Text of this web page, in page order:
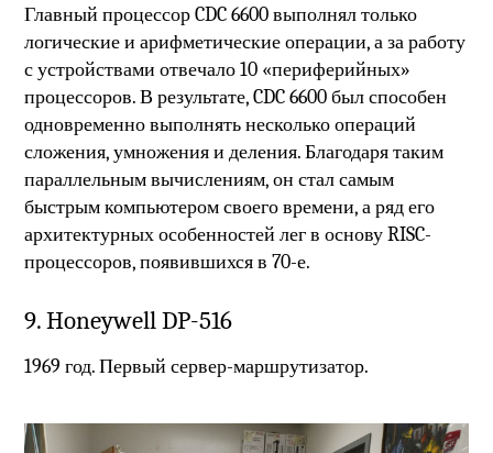
Главный процессор CDC 6600 выполнял только
логические и арифметические операции, а за работу
с устройствами отвечало 10 «периферийных»
процессоров. В результате, CDC 6600 был способен
одновременно выполнять несколько операций
сложения, умножения и деления. Благодаря таким
параллельным вычислениям, он стал самым
быстрым компьютером своего времени, а ряд его
архитектурных особенностей лег в основу RISC-
процессоров, появившихся в 70-е.
9. Honeywell DP-516
1969 год. Первый сервер-маршрутизатор.